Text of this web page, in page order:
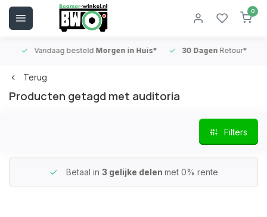
0
Vandaag besteldMorgen in Huis* 30 DagenRetour*
Terug
Producten getagd met auditoria
Filters
Betaal in 3 gelijke delen met 0% rente